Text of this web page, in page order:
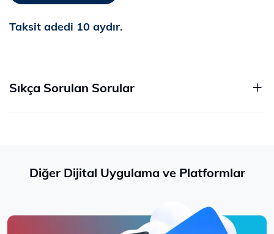
Taksit adedi 10 aydır.
Sıkça Sorulan Sorular
Diğer Dijital Uygulama ve Platformlar